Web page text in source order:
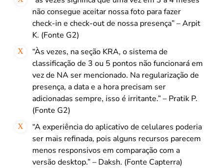
não consegue aceitar nossa foto para fazer
check-in e check-out de nossa presença” – Arpit
K. (Fonte G2)
“Às vezes, na seção KRA, o sistema de
classificação de 3 ou 5 pontos não funcionará em
vez de NA ser mencionado. Na regularização de
presença, a data e a hora precisam ser
adicionadas sempre, isso é irritante.” – Pratik P.
(Fonte G2)
“A experiência do aplicativo de celulares poderia
ser mais refinada, pois alguns recursos parecem
menos responsivos em comparação com a
versão desktop.” – Daksh. (Fonte Capterra)